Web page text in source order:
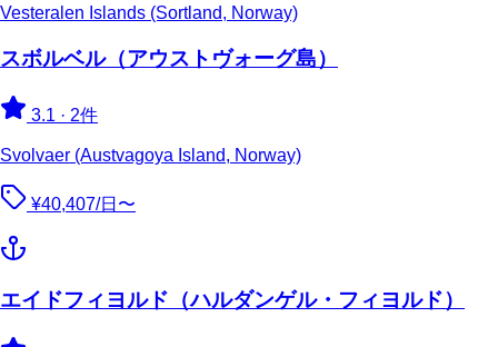
Vesteralen Islands (Sortland, Norway)
スボルベル（アウストヴォーグ島）
3.1 · 2件
Svolvaer (Austvagoya Island, Norway)
¥40,407/日〜
エイドフィヨルド（ハルダンゲル・フィヨルド）